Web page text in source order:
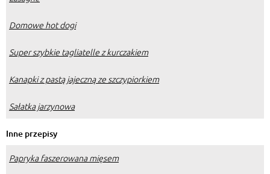
Domowe hot dogi
Super szybkie tagliatelle z kurczakiem
Kanapki z pastą jajeczną ze szczypiorkiem
Sałatka jarzynowa
Inne przepisy
Papryka faszerowana mięsem